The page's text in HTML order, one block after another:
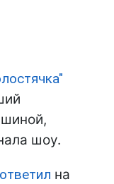
шоу.
на